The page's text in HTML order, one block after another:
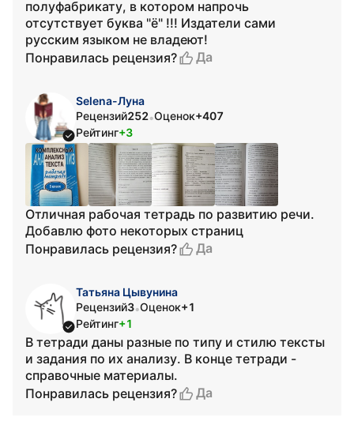
полуфабрикату, в котором напрочь
отсутствует буква "ё" !!! Издатели сами
русским языком не владеют!
Понравилась рецензия?
Да
Selena-Луна
Рецензий252•Оценок+407
Рейтинг+3
Отличная рабочая тетрадь по развитию речи.
Добавлю фото некоторых страниц
Понравилась рецензия?
Да
Татьяна Цывунина
Рецензий3•Оценок+1
Рейтинг+1
В тетради даны разные по типу и стилю тексты
и задания по их анализу. В конце тетради -
справочные материалы.
Понравилась рецензия?
Да